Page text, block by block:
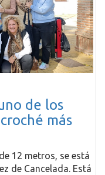
de los
más
12 metros, se está
de Cancelada. Está